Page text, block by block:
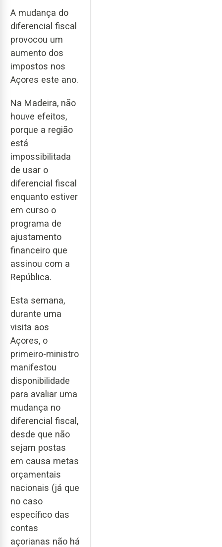
A mudança do
diferencial fiscal
provocou um
aumento dos
impostos nos
Açores este ano.
Na Madeira, não
houve efeitos,
porque a região
está
impossibilitada
de usar o
diferencial fiscal
enquanto estiver
em curso o
programa de
ajustamento
financeiro que
assinou com a
República.
Esta semana,
durante uma
visita aos
Açores, o
primeiro-ministro
manifestou
disponibilidade
para avaliar uma
mudança no
diferencial fiscal,
desde que não
sejam postas
em causa metas
orçamentais
nacionais (já que
no caso
específico das
contas
açorianas não há